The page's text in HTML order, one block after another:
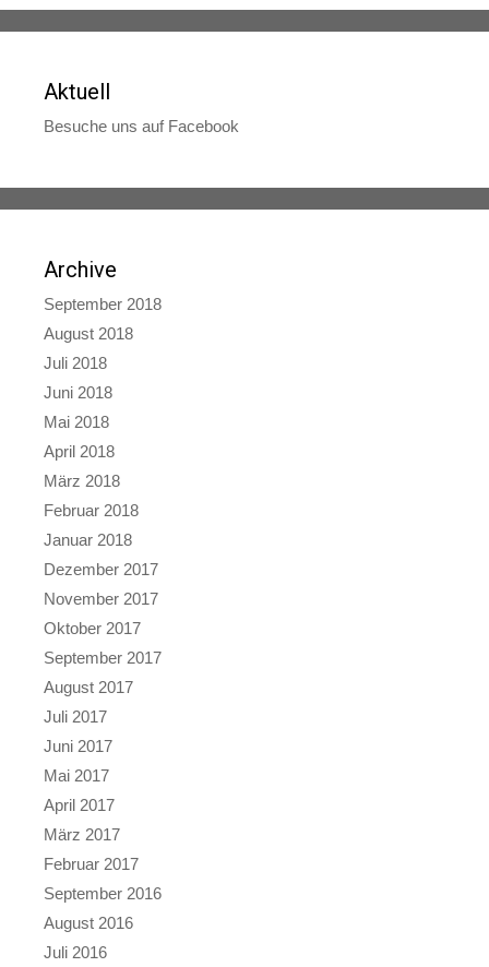
Aktuell
Besuche uns auf Facebook
Archive
September 2018
August 2018
Juli 2018
Juni 2018
Mai 2018
April 2018
März 2018
Februar 2018
Januar 2018
Dezember 2017
November 2017
Oktober 2017
September 2017
August 2017
Juli 2017
Juni 2017
Mai 2017
April 2017
März 2017
Februar 2017
September 2016
August 2016
Juli 2016